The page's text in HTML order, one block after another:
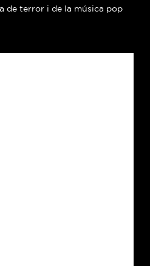
de terror i de la música pop